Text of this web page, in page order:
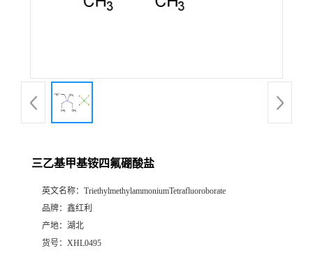
三乙基甲基铵四氟硼酸盐
英文名称： TriethylmethylammoniumTetrafluoroborate
品牌： 鑫红利
产地： 湖北
货号： XHL0495